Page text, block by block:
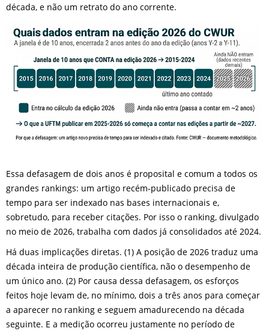
década, e não um retrato do ano corrente.
Essa defasagem de dois anos é proposital e comum a todos os
grandes rankings: um artigo recém-publicado precisa de
tempo para ser indexado nas bases internacionais e,
sobretudo, para receber citações. Por isso o ranking, divulgado
no meio de 2026, trabalha com dados já consolidados até 2024.
Há duas implicações diretas. (1) A posição de 2026 traduz uma
década inteira de produção científica, não o desempenho de
um único ano. (2) Por causa dessa defasagem, os esforços
feitos hoje levam de, no mínimo, dois a três anos para começar
a aparecer no ranking e seguem amadurecendo na década
seguinte. E a medição ocorreu justamente no período de